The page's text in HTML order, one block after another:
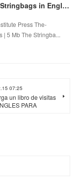
Kindle book collections download The Stringbags in English
Press The-
| 5 Mb The Stringba...
07:25
un libro de visitas
PARA